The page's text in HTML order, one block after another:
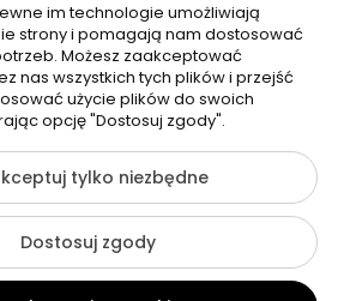
Zastrzeżone | Zrób Sobie Krem
Flex byEcommercy
pełną wersję strony
im technologie umożliwiają
strony i pomagają nam dostosować
Możesz zaakceptować
nas wszystkich tych plików i przejść
użycie plików do swoich
opcję "Dostosuj zgody".
tylko niezbędne
Dostosuj zgody